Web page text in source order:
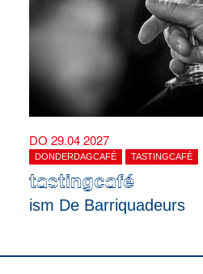
DO 29.04 2027
DONDERDAGCAFÉ TASTINGCAFÉ
tastingcafé
ism De Barriquadeurs